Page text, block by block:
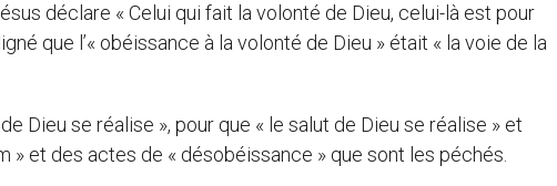
déclare « Celui qui fait la volonté de Dieu, celui-là est pour
que l’« obéissance à la volonté de Dieu » était « la voie de la
Dieu se réalise », pour que « le salut de Dieu se réalise » et
» et des actes de « désobéissance » que sont les péchés.